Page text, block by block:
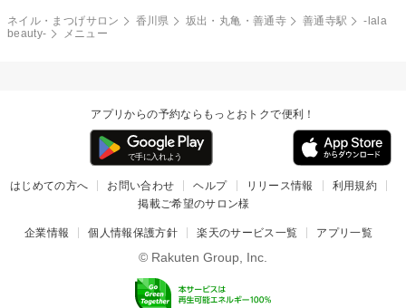
ネイル・まつげサロン 香川県 坂出・丸亀・善通寺 善通寺駅
-lala
beauty-
メニュー
アプリからの予約ならもっとおトクで便利！
はじめての方へ お問い合わせ ヘルプ リリース情報
利用規約
掲載ご希望のサロン様
企業情報 個人情報保護方針 楽天のサービス一覧 アプリ一覧
© Rakuten Group, Inc.